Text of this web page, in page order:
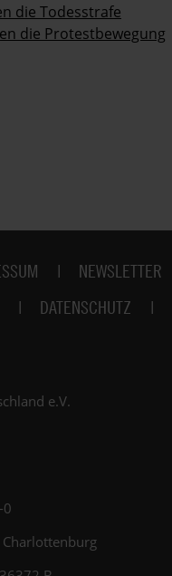
die Todesstrafe
die Protestbewegung
NEWSLETTER
DATENSCHUTZ
e.V.
0